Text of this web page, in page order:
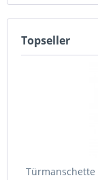
Topseller
Türmanschette